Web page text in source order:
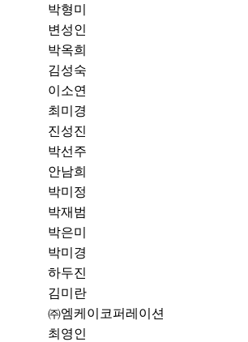
박형미
변성인
박옥희
김성숙
이소연
최미경
진성진
박선주
안남희
박미정
박재범
박은미
박미경
하두진
김미란
㈜엠케이코퍼레이션
최영인